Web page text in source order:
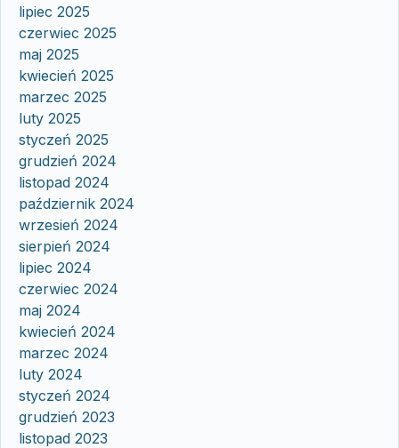
lipiec 2025
czerwiec 2025
maj 2025
kwiecień 2025
marzec 2025
luty 2025
styczeń 2025
grudzień 2024
listopad 2024
październik 2024
wrzesień 2024
sierpień 2024
lipiec 2024
czerwiec 2024
maj 2024
kwiecień 2024
marzec 2024
luty 2024
styczeń 2024
grudzień 2023
listopad 2023